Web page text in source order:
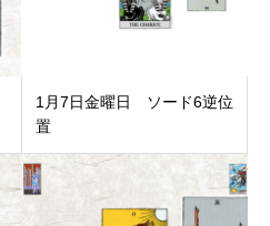
1月7日金曜日 ソード6逆位
置